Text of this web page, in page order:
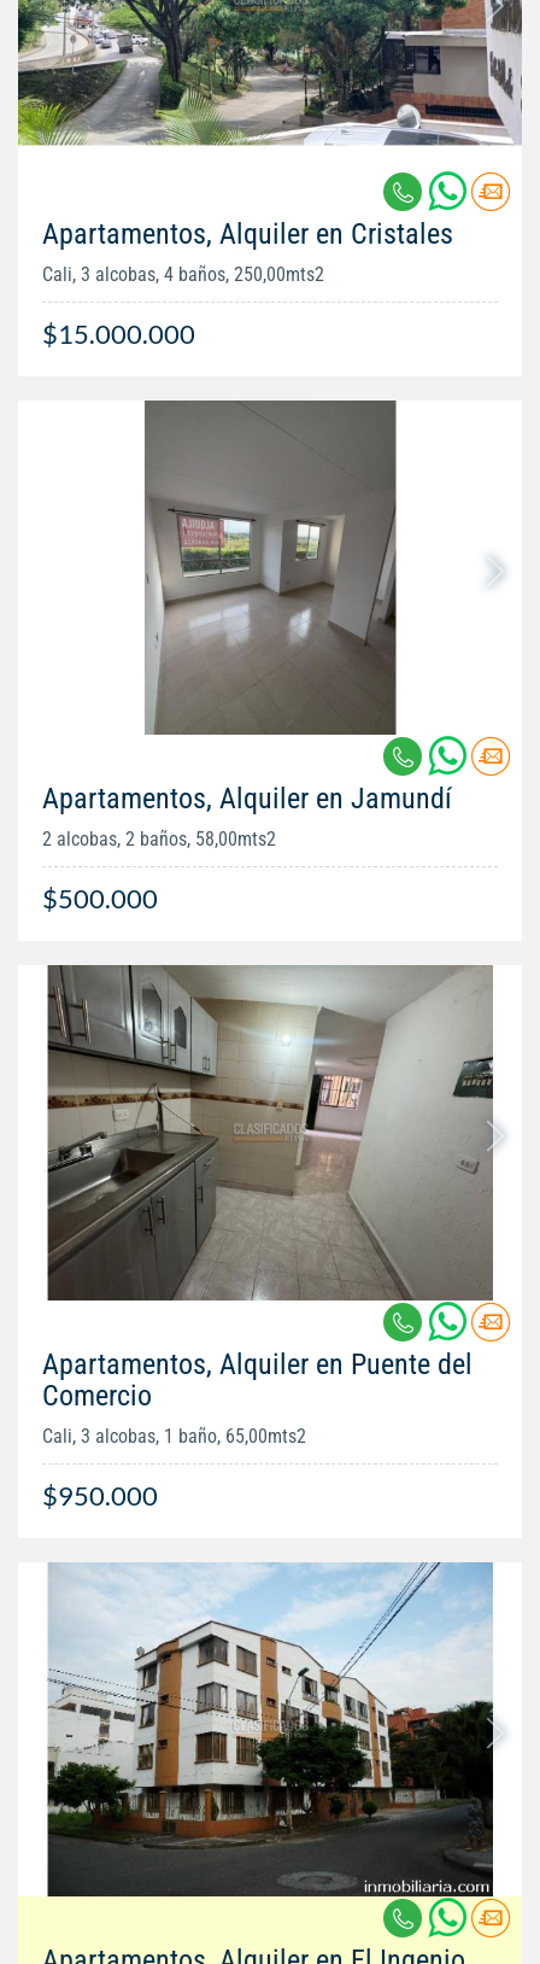
Apartamentos, Alquiler en Cristales
Cali, 3 alcobas, 4 baños, 250,00mts2
$15.000.000
Apartamentos, Alquiler en Jamundí
2 alcobas, 2 baños, 58,00mts2
$500.000
Apartamentos, Alquiler en Puente del
Comercio
Cali, 3 alcobas, 1 baño, 65,00mts2
$950.000